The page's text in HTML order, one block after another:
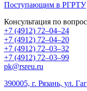
Поступающим в РГРТУ
Консультация по
+7 (4912) 72–04–24
+7 (4912) 72–04–20
+7 (4912) 72–03–32
+7 (4912) 72–03–99
pk@rsreu.ru
390005, г. Рязань, ул.